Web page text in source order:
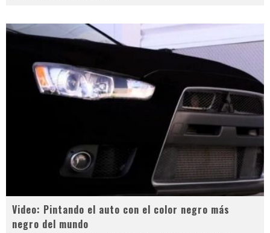
Video: Pintando el auto con el color negro más
negro del mundo